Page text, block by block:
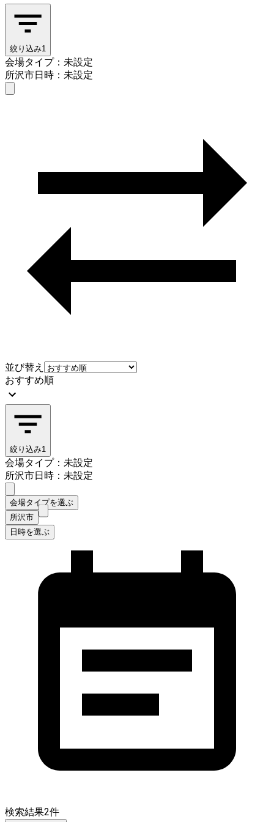
絞り込み1
会場タイプ：未設定
所沢市日時：未設定
並び替え
おすすめ順
絞り込み1
会場タイプ：未設定
所沢市日時：未設定
会場タイプを選ぶ
所沢市
日時を選ぶ
検索結果2件